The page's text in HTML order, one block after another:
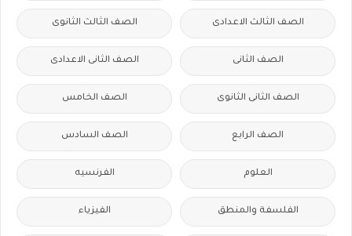
الصف الثالث الاعدادى الصف الثالث الثانوى
الصف الثانى الصف الثانى الاعدادى
الصف الثانى الثانوى الصف الخامس
الصف الرابع الصف السادس
العلوم الفرنسيه
الفلسفة والمنطق الفيزياء